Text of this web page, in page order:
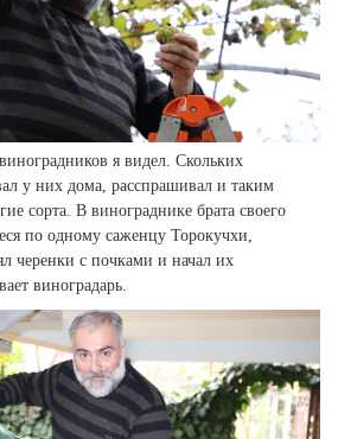
я видел. Скольких
у них дома, расспрашивал и таким
сорта. В винограднике брата своего
по одному саженцу Торокучхи,
черенки с почками и начал их
виноградарь.